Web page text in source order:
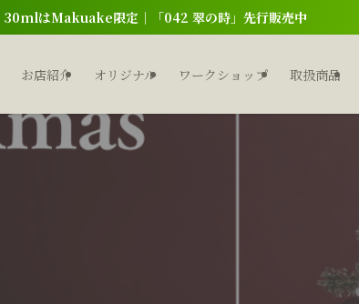
30mlはMakuake限定｜「042 翠の時」先行販売中
お店紹介 オリジナル ワークショップ 取扱商品